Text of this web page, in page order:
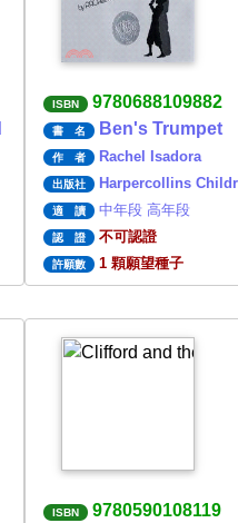
ISBN 9780688109882
書 名 Ben's Trumpet
作 者 Rachel Isadora
出版社 Harpercollins Childr
適 讀 中年段 高年段
認 證 不可認證
許願數 1 顆願望種子
ISBN 9780590108119